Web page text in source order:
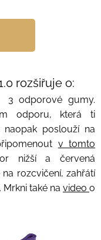
rozšiřuje o:
odporové gumy.
odporu, která ti
poslouží na
v tomto
nižší a červená
rozcvičení, zahřátí
také na video o